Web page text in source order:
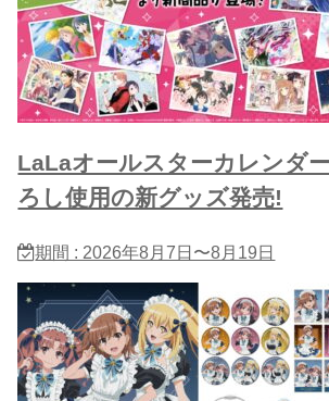
LaLaオールスターカレンダ
ろし使用の新グッズ発売!
期間 : 2026年8月7日〜8月19日